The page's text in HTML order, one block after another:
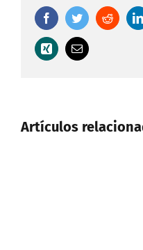
FacebookTwitterReddit
Xing
Correo
electrónico
Artículos